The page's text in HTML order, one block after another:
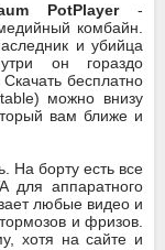
PotPlayer-
комбайн.
и убийца
он гораздо
бесплатно
можно внизу
вам ближе и
На борту есть все
для аппаратного
любые видео и
и фризов.
хотя на сайте и